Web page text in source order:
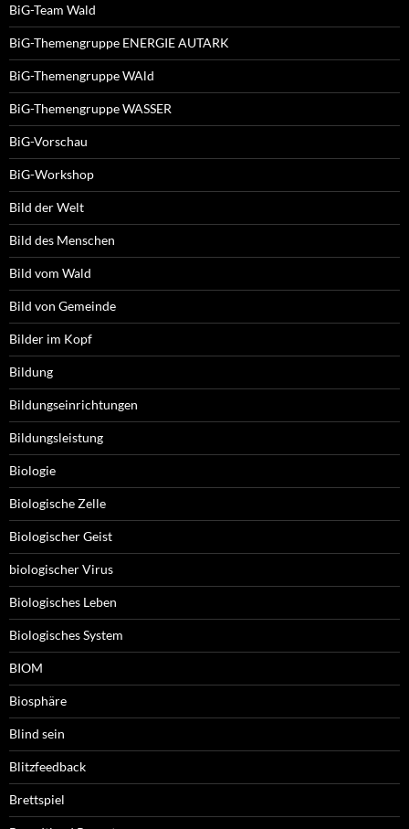
BiG-Team Wald
BiG-Themengruppe ENERGIE AUTARK
BiG-Themengruppe WAld
BiG-Themengruppe WASSER
BiG-Vorschau
BiG-Workshop
Bild der Welt
Bild des Menschen
Bild vom Wald
Bild von Gemeinde
Bilder im Kopf
Bildung
Bildungseinrichtungen
Bildungsleistung
Biologie
Biologische Zelle
Biologischer Geist
biologischer Virus
Biologisches Leben
Biologisches System
BIOM
Biosphäre
Blind sein
Blitzfeedback
Brettspiel